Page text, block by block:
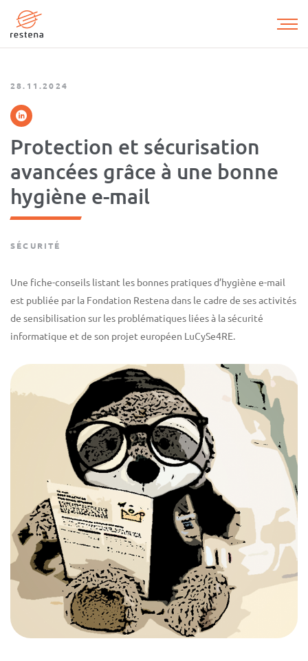
contenu
28.11.2024
Protection et sécurisation
avancées grâce à une bonne
hygiène e-mail
SÉCURITÉ
Une fiche-conseils listant les bonnes pratiques d’hygiène e-mail
est publiée par la Fondation Restena dans le cadre de ses activités
de sensibilisation sur les problématiques liées à la sécurité
informatique et de son projet européen LuCySe4RE.